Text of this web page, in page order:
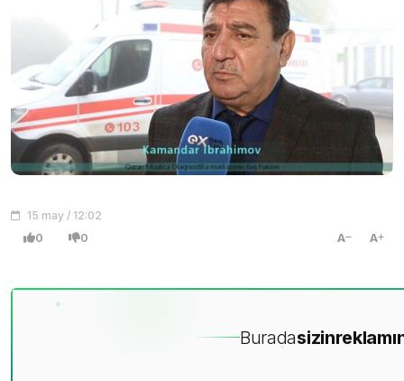
15 may / 12:02
0 0 A A
Buradasizin